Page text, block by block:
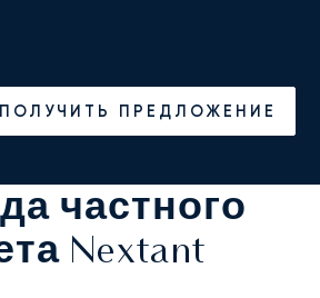
ПОЛУЧИТЬ ПРЕДЛОЖЕНИЕ
частного
Nextant